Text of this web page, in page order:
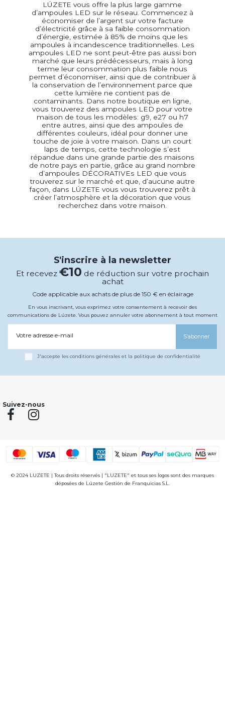
LÚZETE vous offre la plus large gamme
d’ampoules LED sur le réseau. Commencez à
économiser de l’argent sur votre facture
d’électricité grâce à sa faible consommation
d’énergie, estimée à 85% de moins que les
ampoules à incandescence traditionnelles. Les
ampoules LED ne sont peut-être pas aussi bon
marché que leurs prédécesseurs, mais à long
terme leur consommation plus faible nous
permet d’économiser, ainsi que de contribuer à
la conservation de l’environnement parce que
cette lumière ne contient pas de
contaminants. Dans notre boutique en ligne,
vous trouverez des ampoules LED pour votre
maison de tous les modèles: g9, e27 ou h7
entre autres, ainsi que des ampoules de
différentes couleurs, idéal pour donner une
touche de joie à votre maison. Dans un court
laps de temps, cette technologie s’est
répandue dans une grande partie des maisons
de notre pays en partie, grâce au grand nombre
d’ampoules DÉCORATIVEs LED que vous
trouverez sur le marché et que, d’aucune autre
façon, dans LÚZETE vous vous trouverez prêt à
créer l’atmosphère et la décoration que vous
recherchez dans votre maison.
S'inscrire à la newsletter
Et recevez €10 de réduction sur votre prochain
achat
Code applicable aux achats de plus de 150 € en éclairage
En vous inscrivant, vous exprimez votre consentement à recevoir des
communications de Lúzete. Vous pouvez annuler votre abonnement à tout moment
Votre adresse e-mail S’abonner
J'accepte les conditions générales et la politique de confidentialité
Suivez-nous
© 2024 LUZETE | Tous droits réservés | "LUZETE" et tous ses logos sont des marques
déposées de Lúzete Gestión de Franquicias S.L.